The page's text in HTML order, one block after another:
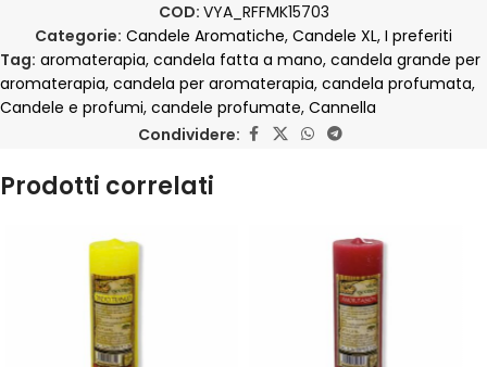
COD: VYA_RFFMK15703
Categorie: Candele Aromatiche, Candele XL, I preferiti
Tag: aromaterapia, candela fatta a mano, candela grande per
aromaterapia, candela per aromaterapia, candela profumata,
Candele e profumi, candele profumate, Cannella
Condividere:
Prodotti correlati